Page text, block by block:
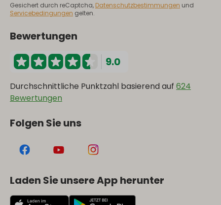
Gesichert durch reCaptcha, Datenschutzbestimmungen und
Servicebedingungen gelten.
Bewertungen
9.0
Durchschnittliche Punktzahl basierend auf 624
Bewertungen
Folgen Sie uns
Laden Sie unsere App herunter